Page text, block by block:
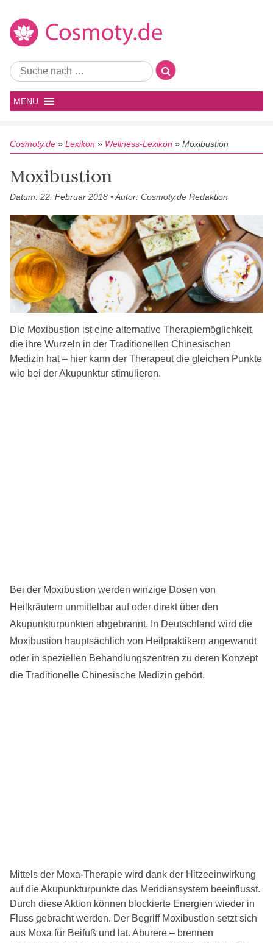
MENU
Cosmoty.de » Lexikon » Wellness-Lexikon » Moxibustion
Moxibustion
Datum: 22. Februar 2018 • Autor: Cosmoty.de Redaktion
Die Moxibustion ist eine alternative Therapiemöglichkeit,
die ihre Wurzeln in der Traditionellen Chinesischen
Medizin hat – hier kann der Therapeut die gleichen Punkte
wie bei der Akupunktur stimulieren.
Bei der Moxibustion werden winzige Dosen von
Heilkräutern unmittelbar auf oder direkt über den
Akupunkturpunkten abgebrannt. In Deutschland wird die
Moxibustion hauptsächlich von Heilpraktikern angewandt
oder in speziellen Behandlungszentren zu deren Konzept
die Traditionelle Chinesische Medizin gehört.
Mittels der Moxa-Therapie wird dank der Hitzeeinwirkung
auf die Akupunkturpunkte das Meridiansystem beeinflusst.
Durch diese Aktion können blockierte Energien wieder in
Fluss gebracht werden. Der Begriff Moxibustion setzt sich
aus Moxa für Beifuß und lat. Aburere – brennen